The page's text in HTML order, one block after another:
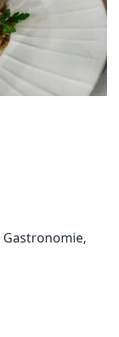
Gastronomie,